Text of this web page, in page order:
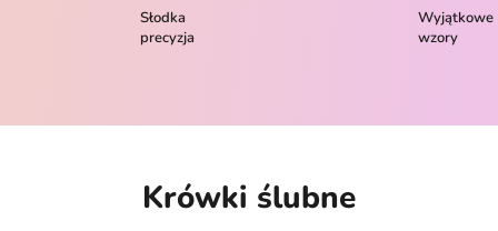
Słodka
precyzja
Wyjątkowe
wzory
Krówki ślubne